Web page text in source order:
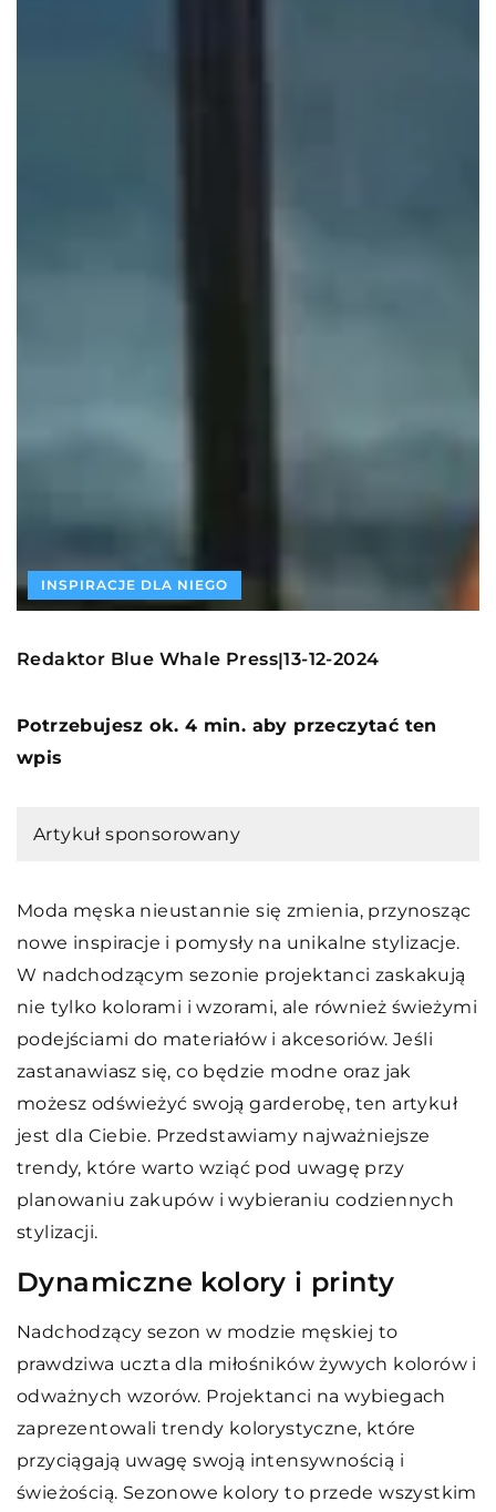
INSPIRACJE DLA NIEGO
Redaktor Blue Whale Press|13-12-2024
Potrzebujesz ok. 4 min. aby przeczytać ten
wpis
Artykuł sponsorowany
Moda męska nieustannie się zmienia, przynosząc
nowe inspiracje i pomysły na unikalne stylizacje.
W nadchodzącym sezonie projektanci zaskakują
nie tylko kolorami i wzorami, ale również świeżymi
podejściami do materiałów i akcesoriów. Jeśli
zastanawiasz się, co będzie modne oraz jak
możesz odświeżyć swoją garderobę, ten artykuł
jest dla Ciebie. Przedstawiamy najważniejsze
trendy, które warto wziąć pod uwagę przy
planowaniu zakupów i wybieraniu codziennych
stylizacji.
Dynamiczne kolory i printy
Nadchodzący sezon w modzie męskiej to
prawdziwa uczta dla miłośników żywych kolorów i
odważnych wzorów. Projektanci na wybiegach
zaprezentowali trendy kolorystyczne, które
przyciągają uwagę swoją intensywnością i
świeżością. Sezonowe kolory to przede wszystkim